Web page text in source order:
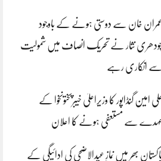
خان سے دوستی ہونے کے باوجود
نثار نے تحریک انصاف میں شمولیت
سے انکاری رہے
امین گنڈاپور کا وزیراعلیٰ خیبرپختونخوا کے
سے مستعفی ہونے کا اعلان
بھر میں نمازِ عیدالاضحی کی ادائیگی کے